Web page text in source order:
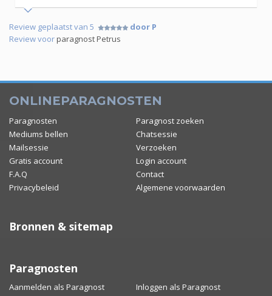
Review geplaatst van 5
door P
Review voorparagnost Petrus
ONLINEPARAGNOSTEN
Paragnosten
Paragnost zoeken
Mediums bellen
Chatsessie
Mailsessie
Verzoeken
Gratis account
Login account
F.A.Q
Contact
Privacybeleid
Algemene voorwaarden
Bronnen & sitemap
Paragnosten
Aanmelden als Paragnost Inloggen als Paragnost